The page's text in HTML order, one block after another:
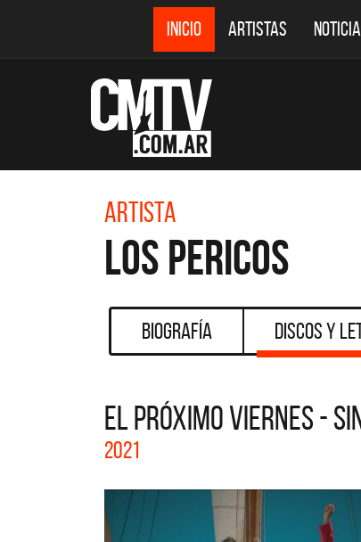
INICIO ARTISTAS
Artista
Los Pericos
Biografía Discos y
EL PRÓXIMO VIERNES -
2021